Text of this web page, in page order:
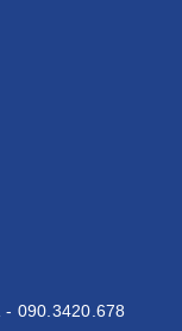
- 090.3420.678